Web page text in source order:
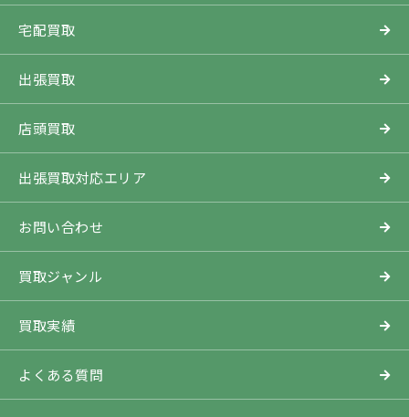
宅配買取
出張買取
店頭買取
出張買取対応エリア
お問い合わせ
買取ジャンル
買取実績
よくある質問